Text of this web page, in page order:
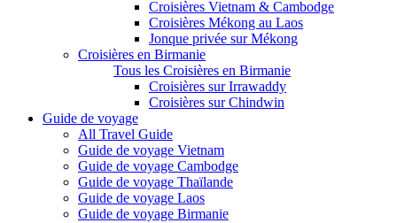
Croisières Vietnam & Cambodge
Croisières Mékong au Laos
Jonque privée sur Mékong
Croisières en Birmanie
Tous les Croisières en Birmanie
Croisières sur Irrawaddy
Croisières sur Chindwin
Guide de voyage
All Travel Guide
Guide de voyage Vietnam
Guide de voyage Cambodge
Guide de voyage Thaïlande
Guide de voyage Laos
Guide de voyage Birmanie